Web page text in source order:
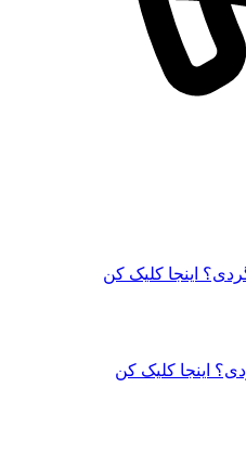
اینجا کلیک کن
اینجا کلیک کن